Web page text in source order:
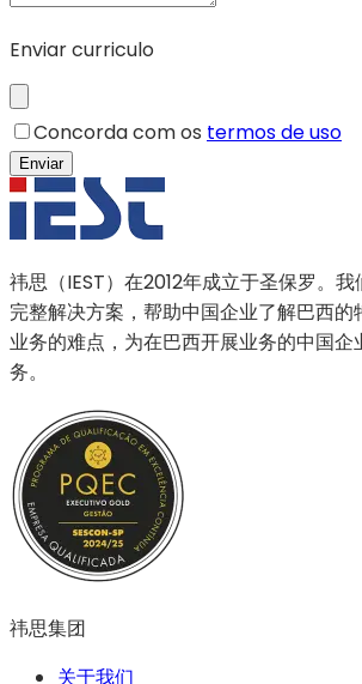
Enviar curriculo
Concorda com os termos de uso
Enviar
祎思（IEST）在2012年成立于圣保罗。
完整解决方案，帮助中国企业了解巴西的
业务的难点，为在巴西开展业务的中国企
务。
祎思集团
关于我们